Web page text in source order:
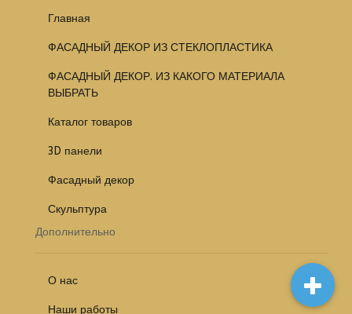
Главная
ФАСАДНЫЙ ДЕКОР ИЗ СТЕКЛОПЛАСТИКА
ФАСАДНЫЙ ДЕКОР. ИЗ КАКОГО МАТЕРИАЛА
ВЫБРАТЬ
Каталог товаров
3D панели
Фасадный декор
Скульптура
Дополнительно
О нас
Наши работы